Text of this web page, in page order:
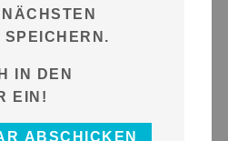
SPEICHERN.
IN DEN
EIN!